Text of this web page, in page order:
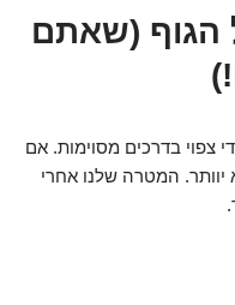
הגוף (שאתם
צפוי בדרכים מסוימות. אם
המטרה שלנו אחרי